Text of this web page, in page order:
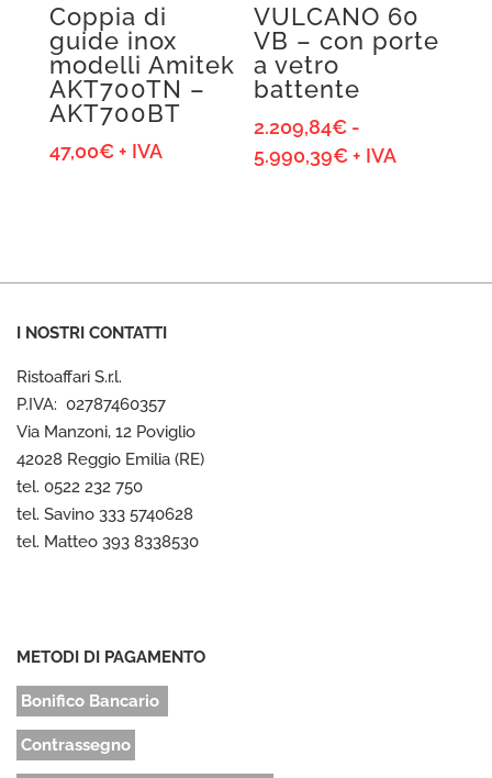
Coppia di
guide inox
modelli Amitek
AKT700TN –
AKT700BT
47,00€ + IVA
VULCANO 60
VB – con porte
a vetro
battente
2.209,84€ -
5.990,39€Fascia
+ IVA
I NOSTRI CONTATTI
Ristoaffari S.r.l.
P.IVA: 02787460357
Via Manzoni, 12 Poviglio
42028 Reggio Emilia (RE)
tel. 0522 232 750
tel. Savino 333 5740628
tel. Matteo 393 8338530
METODI DI PAGAMENTO
Bonifico Bancario
Contrassegno